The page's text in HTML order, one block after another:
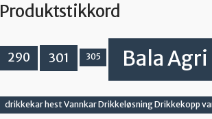
Produktstikkord
290 301 305 Bala Agri
drikkekar hest Vannkar Drikkeløsning Drikkekopp